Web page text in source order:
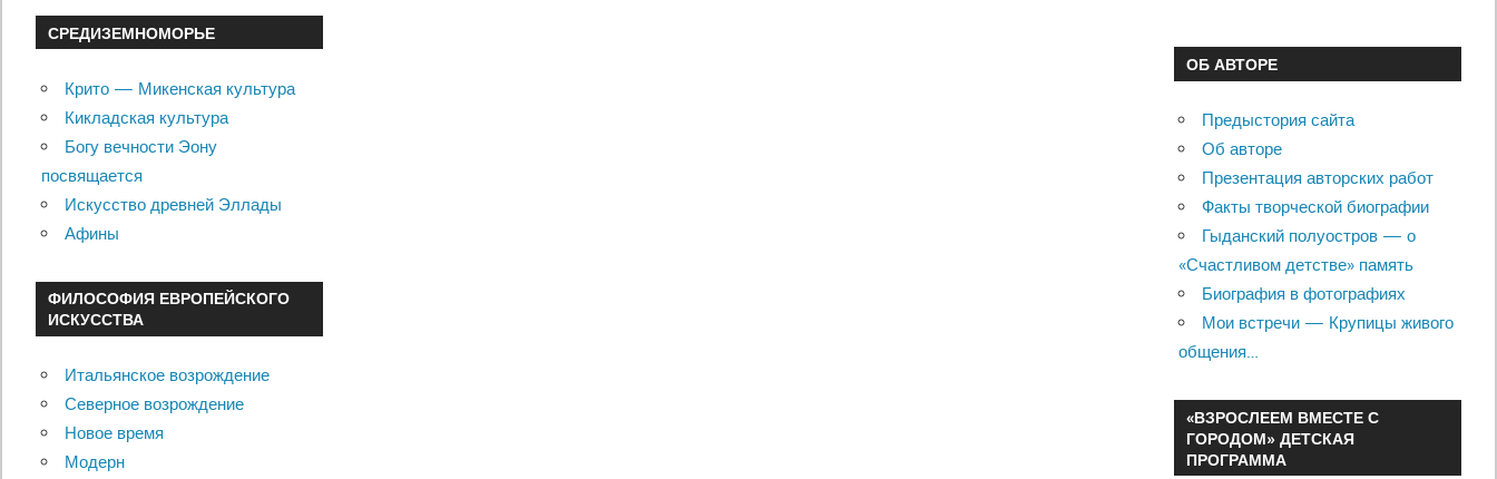
СРЕДИЗЕМНОМОРЬЕ
Крито — Микенская культура
Кикладская культура
Богу вечности Эону
посвящается
Искусство древней Эллады
Афины
ФИЛОСОФИЯ ЕВРОПЕЙСКОГО
ИСКУССТВА
Итальянское возрождение
Северное возрождение
Новое время
Модерн
ОБ АВТОРЕ
Предыстория сайта
Об авторе
Презентация авторских работ
Факты творческой биографии
Гыданский полуостров — о
«Счастливом детстве» память
Биография в фотографиях
Мои встречи — Крупицы живого
общения…
«ВЗРОСЛЕЕМ ВМЕСТЕ С
ГОРОДОМ» ДЕТСКАЯ
ПРОГРАММА